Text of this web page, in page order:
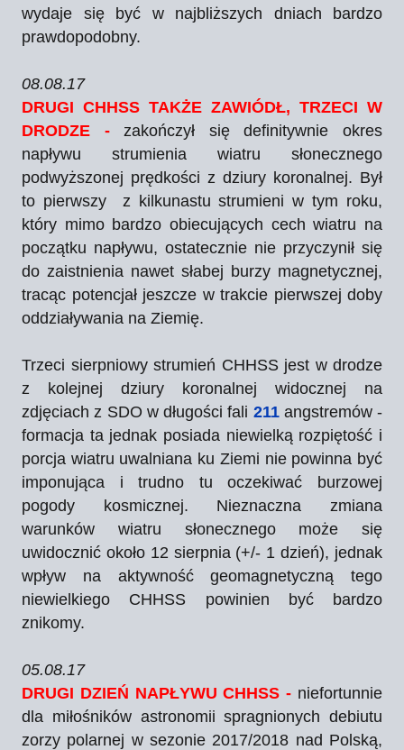
wydaje się być w najbliższych dniach bardzo
prawdopodobny.
08.08.17
DRUGI CHHSS TAKŻE ZAWIÓDŁ, TRZECI W
DRODZE -zakończył się definitywnie okres
napływu strumienia wiatru słonecznego
podwyższonej prędkości z dziury koronalnej. Był
to pierwszy z kilkunastu strumieni w tym roku,
który mimo bardzo obiecujących cech wiatru na
początku napływu, ostatecznie nie przyczynił się
do zaistnienia nawet słabej burzy magnetycznej,
tracąc potencjał jeszcze w trakcie pierwszej doby
oddziaływania na Ziemię.
Trzeci sierpniowy strumień CHHSS jest w drodze
z kolejnej dziury koronalnej widocznej na
zdjęciach z SDO w długości fali 211angstremów -
formacja ta jednak posiada niewielką rozpiętość i
porcja wiatru uwalniana ku Ziemi nie powinna być
imponująca i trudno tu oczekiwać burzowej
pogody kosmicznej. Nieznaczna zmiana
warunków wiatru słonecznego może się
uwidocznić około 12 sierpnia (+/- 1 dzień), jednak
wpływ na aktywność geomagnetyczną tego
niewielkiego CHHSS powinien być bardzo
znikomy.
05.08.17
DRUGI DZIEŃ NAPŁYWU CHHSS - niefortunnie
dla miłośników astronomii spragnionych debiutu
zorzy polarnej w sezonie 2017/2018 nad Polską,